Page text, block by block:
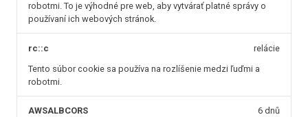
robotmi. To je výhodné pre web, aby vytvárať platné správy o
používaní ich webových stránok.
rc::c
Tento súbor cookie sa používa na rozlíšenie medzi ľuďmi a
robotmi.
relácie
AWSALBCORS 6 dnů